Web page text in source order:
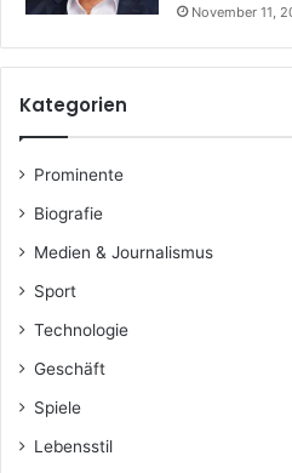
November 11,
Kategorien
Prominente
Biografie
Medien & Journalismus
Sport
Technologie
Geschäft
Spiele
Lebensstil